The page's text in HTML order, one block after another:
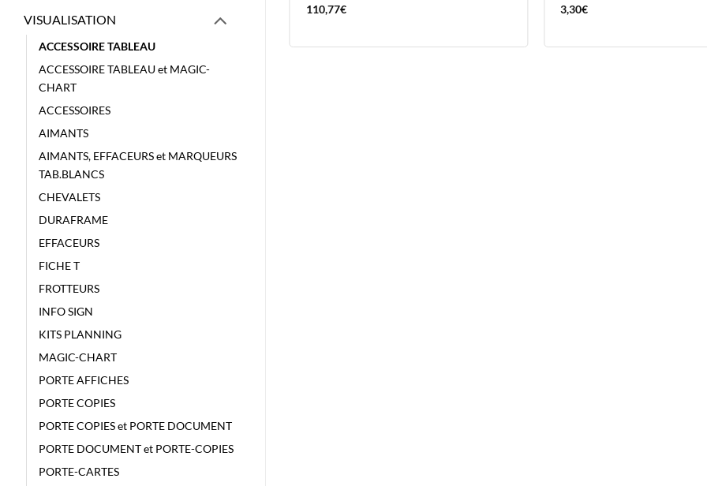
VISUALISATION
ACCESSOIRE TABLEAU
ACCESSOIRE TABLEAU et MAGIC-
CHART
ACCESSOIRES
AIMANTS
AIMANTS, EFFACEURS et MARQUEURS
TAB.BLANCS
CHEVALETS
DURAFRAME
EFFACEURS
FICHE T
FROTTEURS
INFO SIGN
KITS PLANNING
MAGIC-CHART
PORTE AFFICHES
PORTE COPIES
PORTE COPIES et PORTE DOCUMENT
PORTE DOCUMENT et PORTE-COPIES
PORTE-CARTES
110,77€ 3,30€